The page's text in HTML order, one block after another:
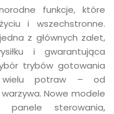
funkcje, które
i wszechstronne.
z głównych zalet,
i gwarantująca
trybów gotowania
wielu potraw – od
Nowe modele
panele sterowania,